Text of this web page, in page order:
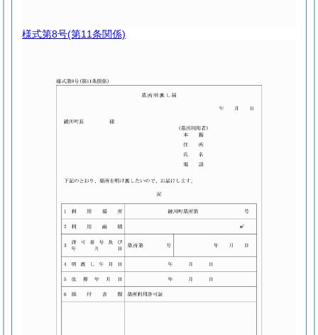
様式第8号(第11条関係)